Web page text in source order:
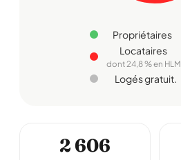
Propriétaires
Locataires
dont 24,8 % en HLM
Logés gratuit.
2 606